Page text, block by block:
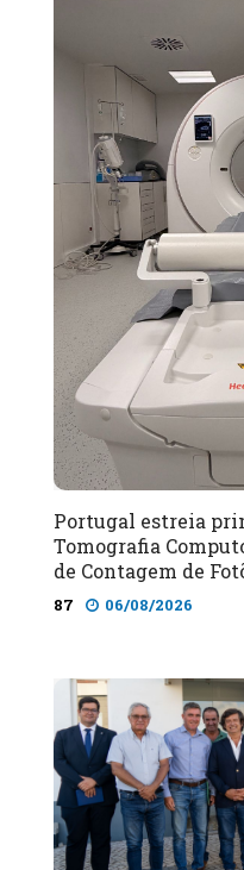
Portugal estreia
Tomografia
de Contagem de
87 06/08/2026